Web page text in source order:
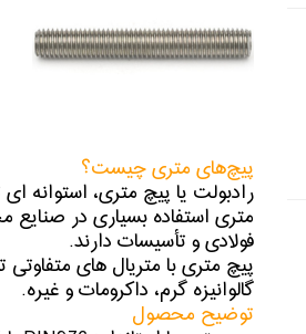
پیچ‌های متری چیست؟
رادبولت یا پیچ متری،
متری استفاده بسیاری در
فولادی و تأسیسات دارند.
پیچ متری با متریال های
گالوانیزه گرم، داکرومات و غیره.
توضیح محصول